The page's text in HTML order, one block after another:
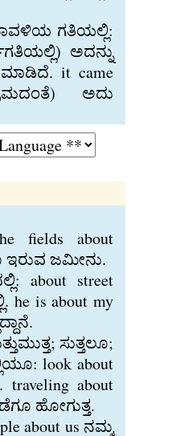
ಗತಿಯಲ್ಲಿ:
ಅದನ್ನು
it came
ಅದು
fields about
ಇರುವ ಜಮೀನು.
about street
is about my
ಸುತ್ತಲೂ;
look about
about
ಹೋಗುತ್ತ.
about us ನಮ್ಮ